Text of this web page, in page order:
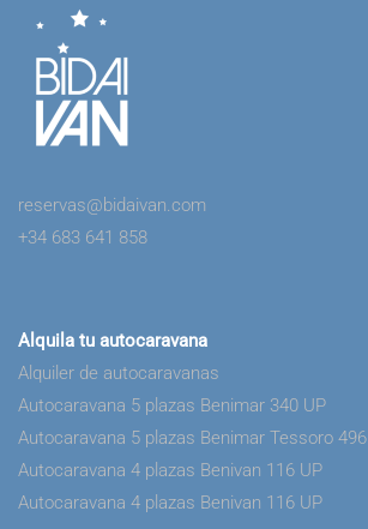
reservas@bidaivan.com
+34 683 641 858
Alquila tu autocaravana
Alquiler de autocaravanas
Autocaravana 5 plazas Benimar 340 UP
Autocaravana 5 plazas Benimar Tessoro 496
Autocaravana 4 plazas Benivan 116 UP
Autocaravana 4 plazas Benivan 116 UP